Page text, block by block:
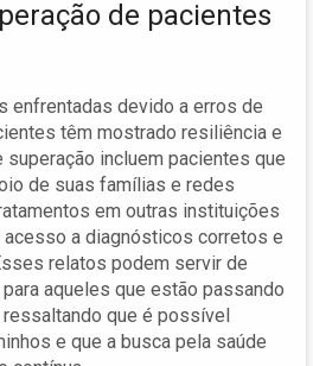
de pacientes
enfrentadas devido a erros de
têm mostrado resiliência e
incluem pacientes que
de suas famílias e redes
em outras instituições
acesso a diagnósticos corretos e
relatos podem servir de
aqueles que estão passando
que é possível
e que a busca pela saúde